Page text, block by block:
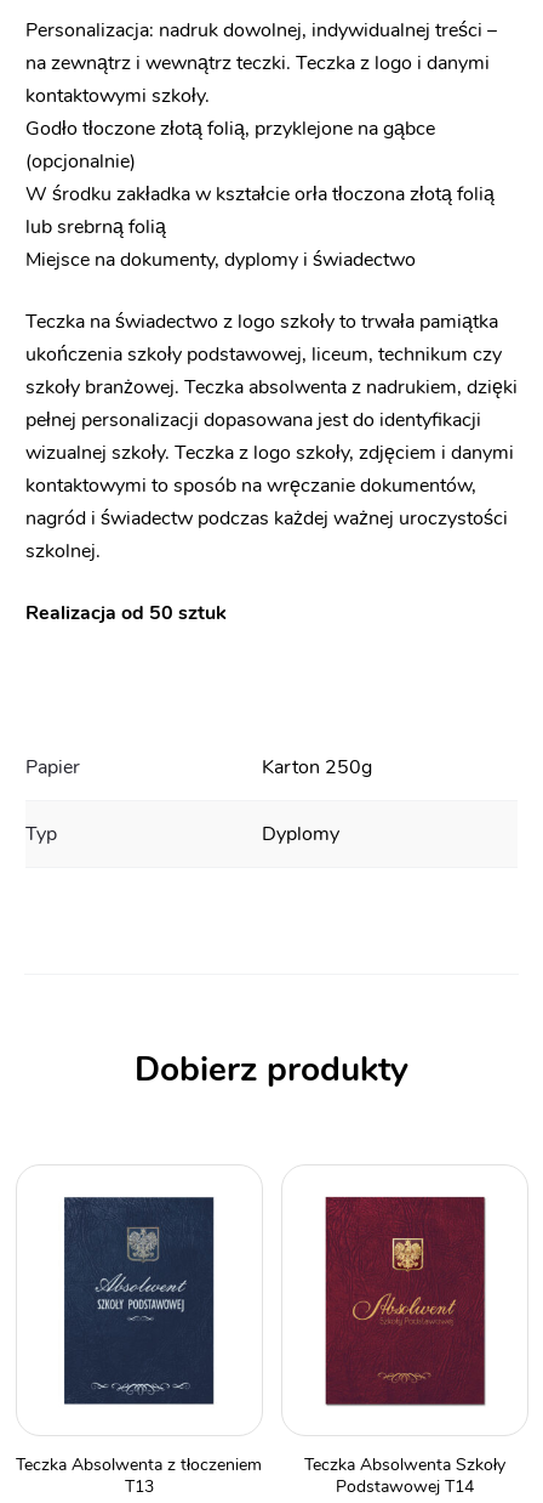
Personalizacja: nadruk dowolnej, indywidualnej treści –
na zewnątrz i wewnątrz teczki. Teczka z logo i danymi
kontaktowymi szkoły.
Godło tłoczone złotą folią, przyklejone na gąbce
(opcjonalnie)
W środku zakładka w kształcie orła tłoczona złotą folią
lub srebrną folią
Miejsce na dokumenty, dyplomy i świadectwo
Teczka na świadectwo z logo szkoły to trwała pamiątka
ukończenia szkoły podstawowej, liceum, technikum czy
szkoły branżowej. Teczka absolwenta z nadrukiem, dzięki
pełnej personalizacji dopasowana jest do identyfikacji
wizualnej szkoły. Teczka z logo szkoły, zdjęciem i danymi
kontaktowymi to sposób na wręczanie dokumentów,
nagród i świadectw podczas każdej ważnej uroczystości
szkolnej.
Realizacja od 50 sztuk
Papier Karton 250g
Typ Dyplomy
Dobierz produkty
Teczka Absolwenta z tłoczeniem
T13
Teczka Absolwenta Szkoły
Podstawowej T14